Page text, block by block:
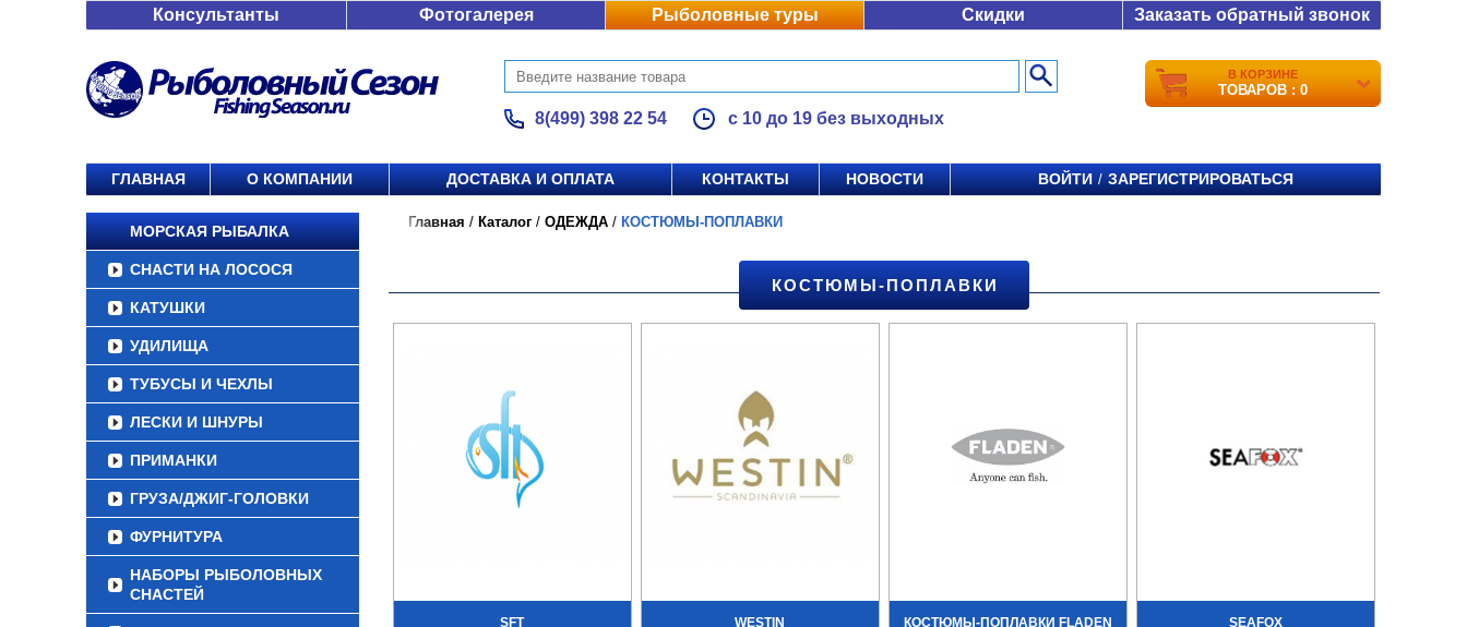
Консультанты Фотогалерея Рыболовные туры Скидки Заказать обратный звонок
8(499) 398 22 54 с 10 до 19 без выходных
В КОРЗИНЕ
ТОВАРОВ : 0
ГЛАВНАЯ О КОМПАНИИ ДОСТАВКА И ОПЛАТА КОНТАКТЫ НОВОСТИ ВОЙТИ / ЗАРЕГИСТРИРОВАТЬСЯ
МОРСКАЯ РЫБАЛКА
СНАСТИ НА ЛОСОСЯ
КАТУШКИ
УДИЛИЩА
ТУБУСЫ И ЧЕХЛЫ
ЛЕСКИ И ШНУРЫ
ПРИМАНКИ
ГРУЗА/ДЖИГ-ГОЛОВКИ
ФУРНИТУРА
НАБОРЫ РЫБОЛОВНЫХ
СНАСТЕЙ
Главная / Каталог / ОДЕЖДА / КОСТЮМЫ-ПОПЛАВКИ
КОСТЮМЫ-ПОПЛАВКИ
SFT WESTIN КОСТЮМЫ-ПОПЛАВКИ FLADEN SEAFOX